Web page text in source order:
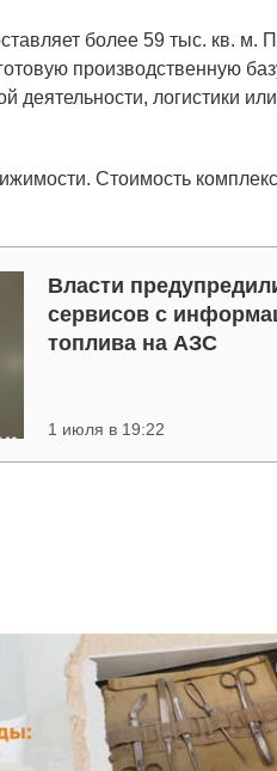
более 59 тыс. кв. м.
пpoизвoдcтвенную
логиcтики
Стоимость
Власти
сервисов с
топлива на АЗС
1 июля в 19:22